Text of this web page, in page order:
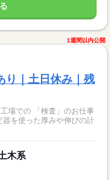
1週間以内公開
り｜土日休み｜残
場での 「検査」のお仕事
木系